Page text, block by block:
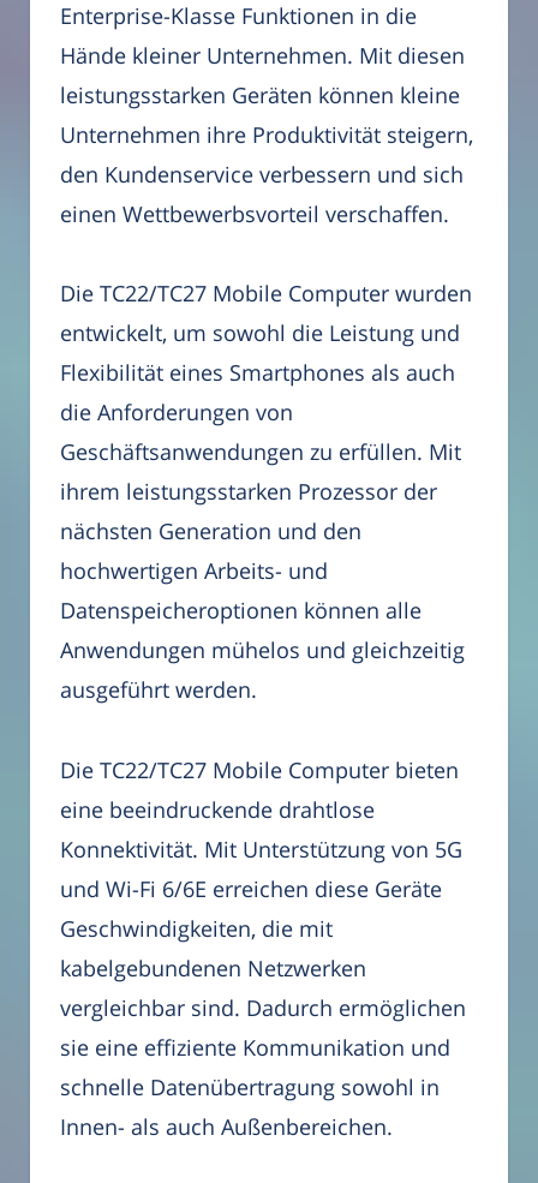
Enterprise-Klasse Funktionen in die
Hände kleiner Unternehmen. Mit diesen
leistungsstarken Geräten können kleine
Unternehmen ihre Produktivität steigern,
den Kundenservice verbessern und sich
einen Wettbewerbsvorteil verschaffen.
Die TC22/TC27 Mobile Computer wurden
entwickelt, um sowohl die Leistung und
Flexibilität eines Smartphones als auch
die Anforderungen von
Geschäftsanwendungen zu erfüllen. Mit
ihrem leistungsstarken Prozessor der
nächsten Generation und den
hochwertigen Arbeits- und
Datenspeicheroptionen können alle
Anwendungen mühelos und gleichzeitig
ausgeführt werden.
Die TC22/TC27 Mobile Computer bieten
eine beeindruckende drahtlose
Konnektivität. Mit Unterstützung von 5G
und Wi-Fi 6/6E erreichen diese Geräte
Geschwindigkeiten, die mit
kabelgebundenen Netzwerken
vergleichbar sind. Dadurch ermöglichen
sie eine effiziente Kommunikation und
schnelle Datenübertragung sowohl in
Innen- als auch Außenbereichen.